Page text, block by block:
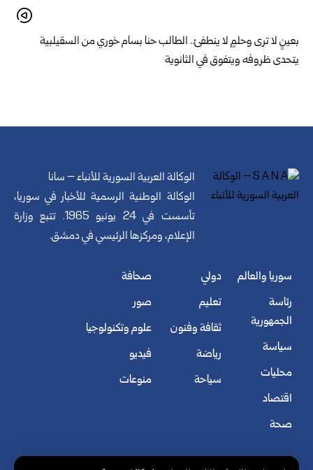
بعينٍ لا ترى وحلمٍ لا ينطفئ.. الطالب حنا بسام خوري من السقيلبية
يتحدى ظروفه ويتفوق في الثانوية
الوكالة العربية السورية للأنباء – سانا
الوكالة الوطنية الرسمية للأخبار في سوريا،
تأسست في 24 يونيو 1965. تتبع وزارة
الإعلام، ومركزها الرئيسي في دمشق.
سوريا والعالم
رئاسة
الجمهورية
سياسة
محليات
اقتصاد
صحة
دولي
تعليم
ثقافة وفنون
رياضة
سياحة
صحافة
صور
علوم وتكنولوجيا
فيديو
منوعات